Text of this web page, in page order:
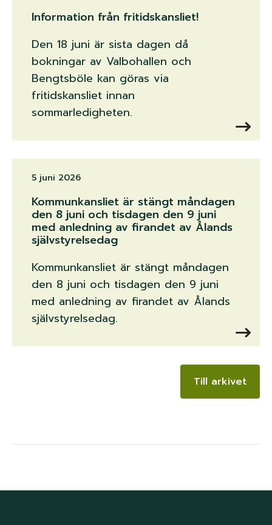
Information från fritidskansliet!
Den 18 juni är sista dagen då
bokningar av Valbohallen och
Bengtsböle kan göras via
fritidskansliet innan
sommarledigheten.
5 juni 2026
Kommunkansliet är stängt måndagen
den 8 juni och tisdagen den 9 juni
med anledning av firandet av Ålands
självstyrelsedag
Kommunkansliet är stängt måndagen
den 8 juni och tisdagen den 9 juni
med anledning av firandet av Ålands
självstyrelsedag.
Till arkivet